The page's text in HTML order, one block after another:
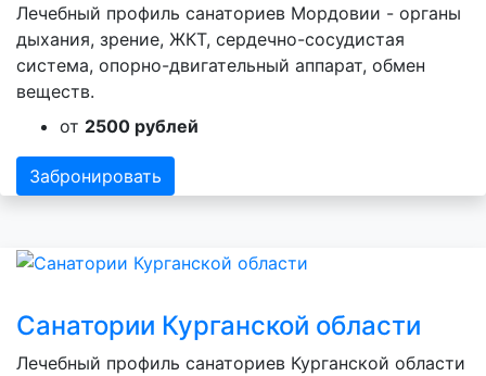
Лечебный профиль санаториев Мордовии - органы
дыхания, зрение, ЖКТ, сердечно-сосудистая
система, опорно-двигательный аппарат, обмен
веществ.
от 2500 рублей
Забронировать
Санатории Курганской области
Лечебный профиль санаториев Курганской области